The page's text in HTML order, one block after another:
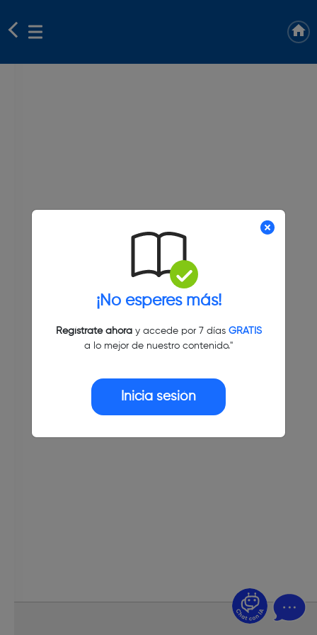
¡No esperes más!
Regístrate ahoray accede por 7 días GRATIS
a lo mejor de nuestro contenido."
Inicia sesión